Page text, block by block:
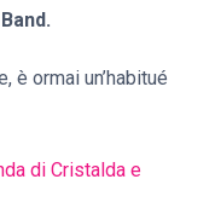
è ormai un’habitué
di Cristalda e